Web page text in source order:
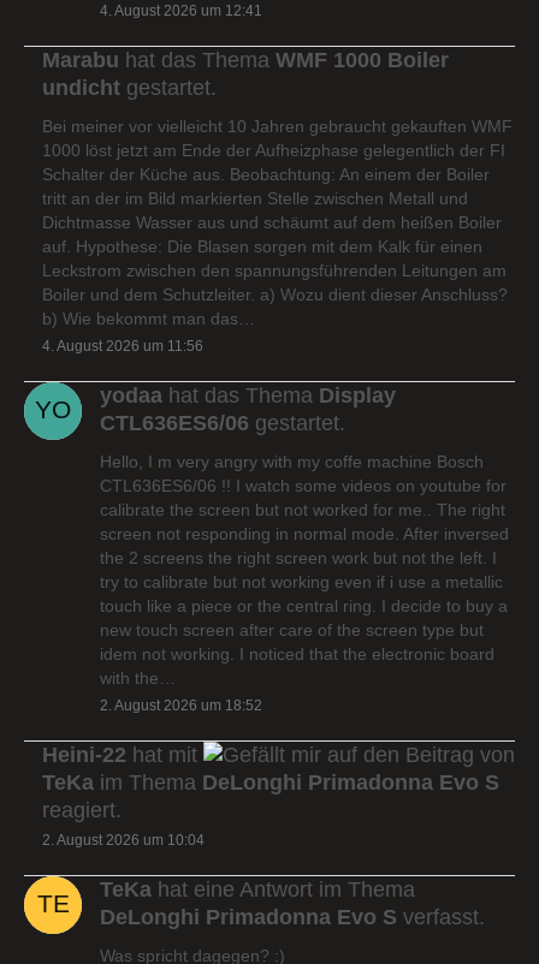
4. August 2026 um 12:41
Marabu hat das Thema WMF 1000 Boiler
undicht gestartet.
Bei meiner vor vielleicht 10 Jahren gebraucht gekauften WMF
1000 löst jetzt am Ende der Aufheizphase gelegentlich der FI
Schalter der Küche aus. Beobachtung: An einem der Boiler
tritt an der im Bild markierten Stelle zwischen Metall und
Dichtmasse Wasser aus und schäumt auf dem heißen Boiler
auf. Hypothese: Die Blasen sorgen mit dem Kalk für einen
Leckstrom zwischen den spannungsführenden Leitungen am
Boiler und dem Schutzleiter. a) Wozu dient dieser Anschluss?
b) Wie bekommt man das…
4. August 2026 um 11:56
yodaa hat das Thema Display
CTL636ES6/06 gestartet.
Hello, I m very angry with my coffe machine Bosch
CTL636ES6/06 !! I watch some videos on youtube for
calibrate the screen but not worked for me.. The right
screen not responding in normal mode. After inversed
the 2 screens the right screen work but not the left. I
try to calibrate but not working even if i use a metallic
touch like a piece or the central ring. I decide to buy a
new touch screen after care of the screen type but
idem not working. I noticed that the electronic board
with the…
2. August 2026 um 18:52
Heini-22 hat mit
auf den Beitrag von
TeKa im Thema DeLonghi Primadonna Evo S
reagiert.
2. August 2026 um 10:04
TeKa hat eine Antwort im Thema
DeLonghi Primadonna Evo S verfasst.
Was spricht dagegen? :)